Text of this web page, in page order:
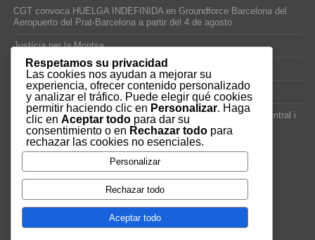
CGT convoca HUELGA INDEFINIDA en Groundforce Barcelona del
Aeropuerto del Prat-Barcelona a partir del 4 de agosto
Justícia per la Montse
25J – Día Mundial para la Prevención de los Ahogamientos
ERE encubierto en H&M Concentrix
Actes centrals 90 aniversari revolució social 1936. Programa central i
per dies. Materials de venda.
TELEMARKETING
DOCUMENTAL SANITAT CATSALUT 061 ANTI-MWC
Respetamos su privacidad
Las cookies nos ayudan a mejorar su
experiencia, ofrecer contenido personalizado
y analizar el tráfico. Puede elegir qué cookies
permitir haciendo clic en Personalizar. Haga
clic en Aceptar todo para dar su
consentimiento o en Rechazar todo para
rechazar las cookies no esenciales.
Personalizar
Rechazar todo
Aceptar todo